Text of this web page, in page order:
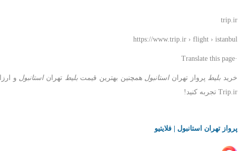
trip.ir
https://www.trip.ir › flight › istanbul
·Translate this page
خرید بلیط پرواز تهراناستانبول همچنین بهترین قیمتبلیط تهراناستانبول و
Trip.ir تجربه کنید!
پرواز تهران استانبول | فلایتیو